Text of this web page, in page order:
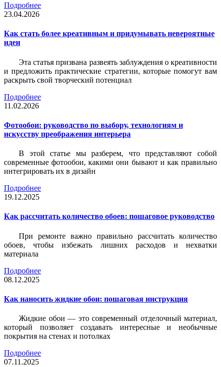
Подробнее
23.04.2026
Как стать более креативным и придумывать невероятные
идеи
Эта статья призвана развеять заблуждения о креативности
и предложить практические стратегии, которые помогут вам
раскрыть свой творческий потенциал
Подробнее
11.02.2026
Фотообои: руководство по выбору, технологиям и
искусству преображения интерьера
В этой статье мы разберем, что представляют собой
современные фотообои, какими они бывают и как правильно
интегрировать их в дизайн
Подробнее
19.12.2025
Как рассчитать количество обоев: пошаговое руководство
При ремонте важно правильно рассчитать количество
обоев, чтобы избежать лишних расходов и нехватки
материала
Подробнее
08.12.2025
Как наносить жидкие обои: пошаговая инструкция
Жидкие обои — это современный отделочный материал,
который позволяет создавать интересные и необычные
покрытия на стенах и потолках
Подробнее
07.11.2025